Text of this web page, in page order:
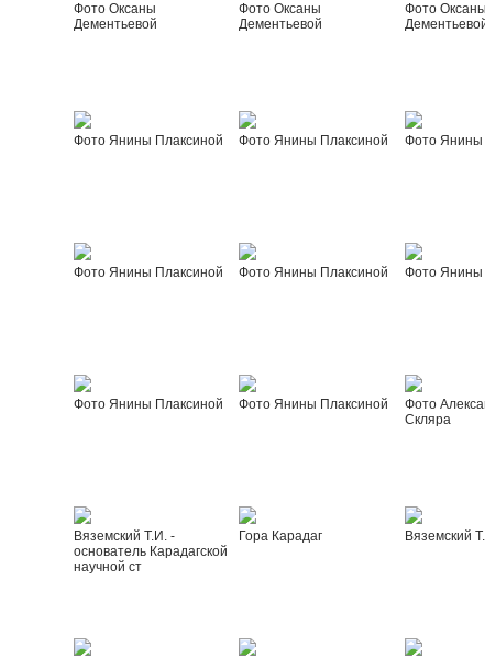
Фото Оксаны
Дементьевой
Фото Оксаны
Дементьевой
Фото Оксаны
Фото Янины Плаксиной Фото Янины Плаксиной Фото Янины
Фото Янины Плаксиной Фото Янины Плаксиной Фото Янины
Фото Янины Плаксиной Фото Янины Плаксиной
Фото
Скляра
Вяземский Т.И. -
основатель Карадагской
научной ст
Гора Карадаг Вяземский